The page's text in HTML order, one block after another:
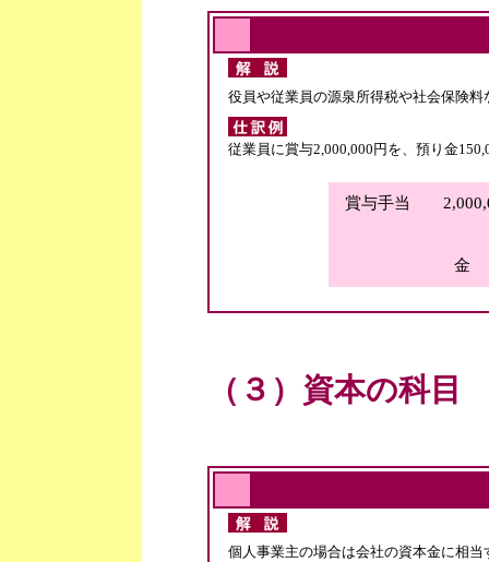
役員や従業員の源泉所得税や社会保険
従業員に賞与2,000,000円を、預り金
賞与手当
金
（３）資本の科目
個人事業主の場合は会社の資本金に相